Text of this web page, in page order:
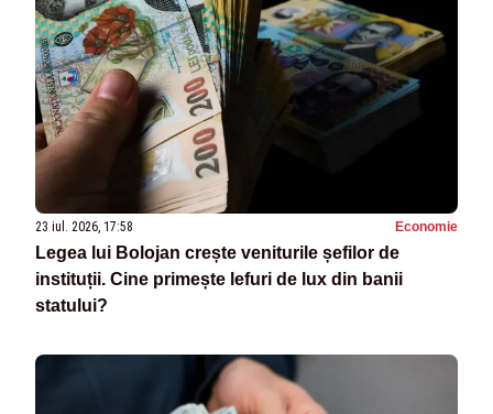
23 iul. 2026, 17:58 Economie
Legea lui Bolojan crește veniturile șefilor de
instituții. Cine primește lefuri de lux din banii
statului?